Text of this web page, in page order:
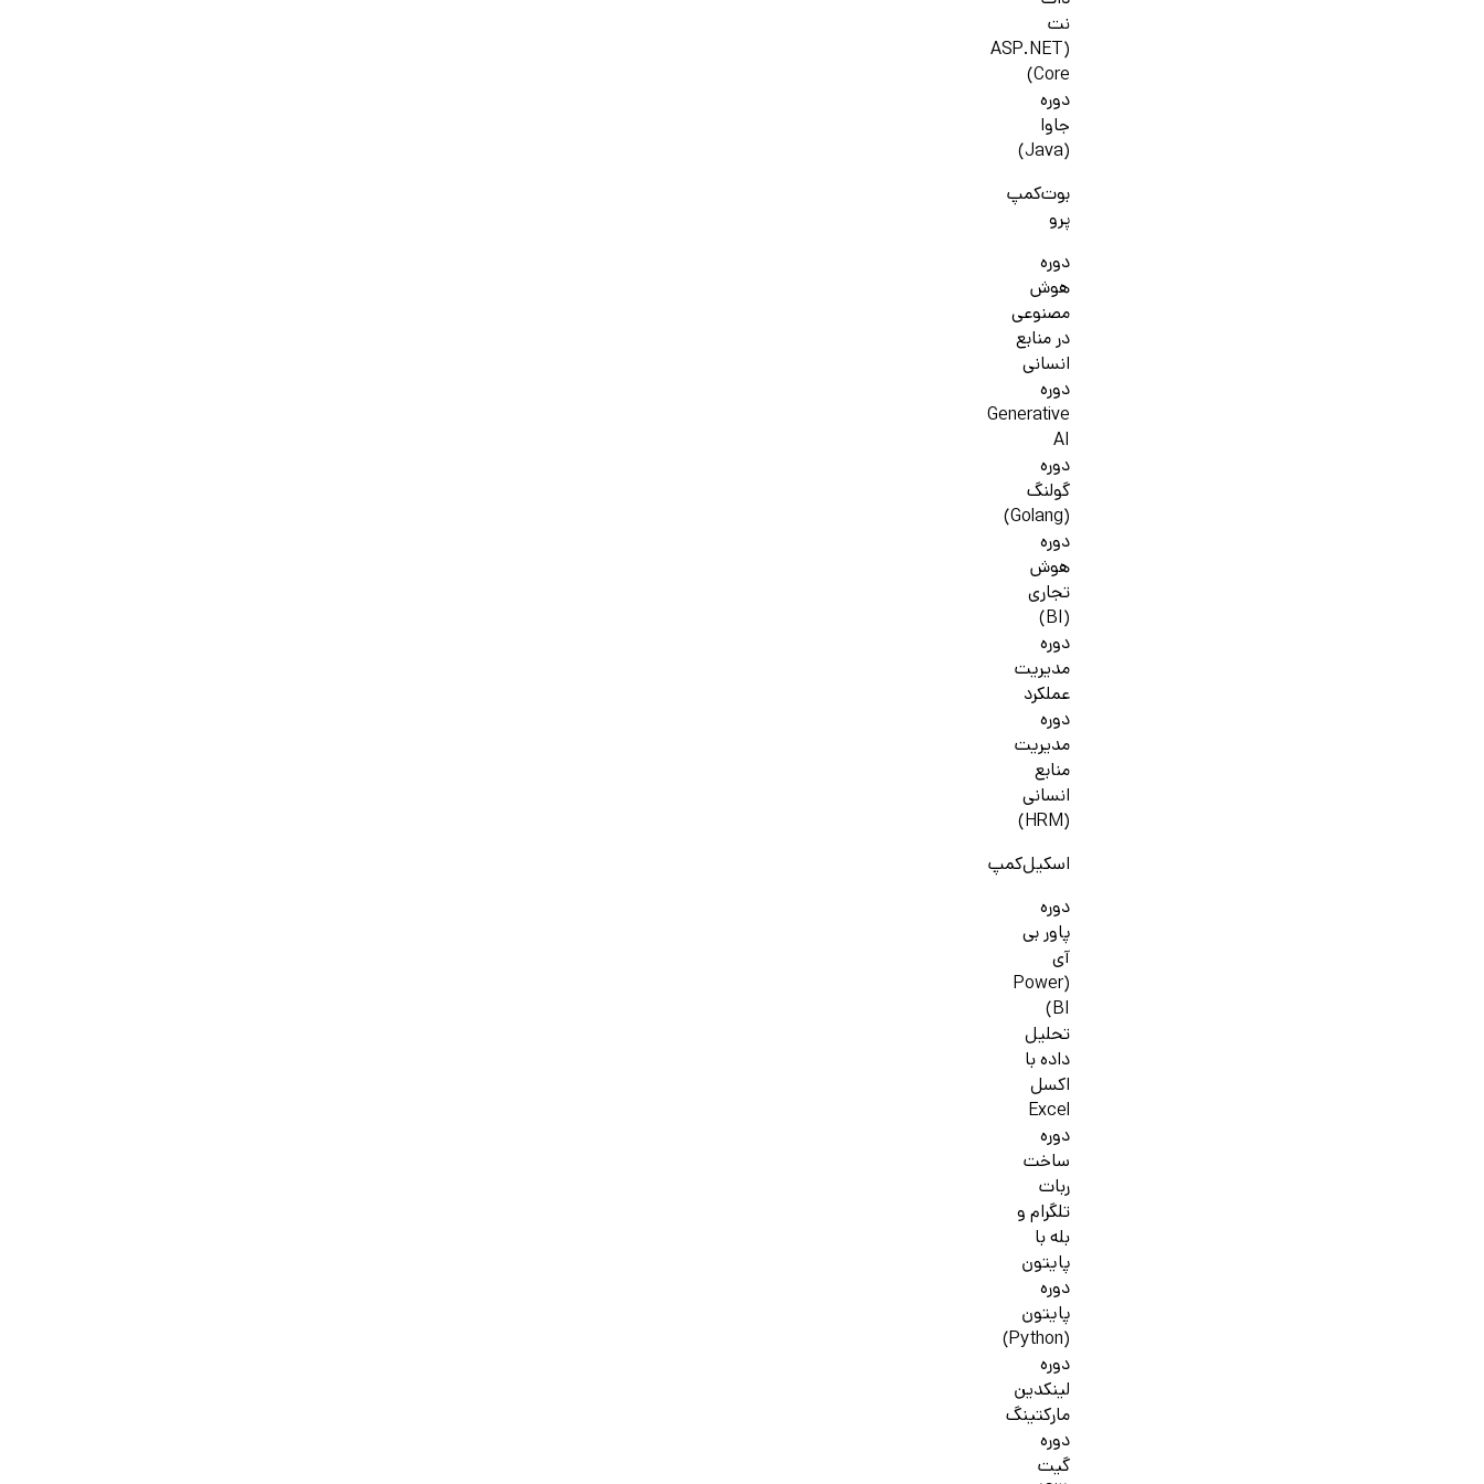
نت
(ASP.NET
Core)
دوره
جاوا
(Java)
بوت‌کمپ
پرو
دوره
هوش
مصنوعی
در منابع
انسانی
دوره
Generative
AI
دوره
گولنگ
(Golang)
دوره
هوش
تجاری
(BI)
دوره
مدیریت
عملکرد
دوره
مدیریت
منابع
انسانی
(HRM)
اسکیل‌کمپ
دوره
پاور بی
آی
(Power
BI)
تحلیل
داده با
اکسل
Excel
دوره
ساخت
ربات
تلگرام و
بله با
پایتون
دوره
پایتون
(Python)
دوره
لینکدین
مارکتینگ
دوره
گیت